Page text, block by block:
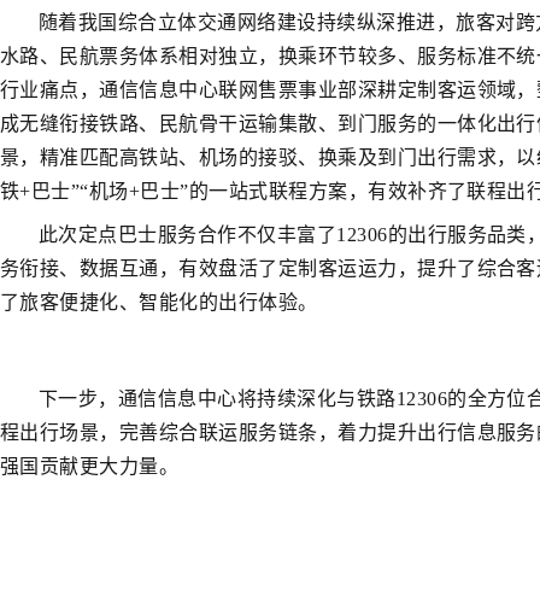
随着我国综合立体交通网络建设持续纵深推进，旅客对
水路、民航票务体系相对独立，换乘环节较多、服务标准不
行业痛点，通信信息中心联网售票事业部深耕定制客运领域
成无缝衔接铁路、民航骨干运输集散、到门服务的一体化出
景，精准匹配高铁站、机场的接驳、换乘及到门出行需求，
铁+巴士”“机场+巴士”的一站式联程方案，有效补齐了联程出
此次定点巴士服务合作不仅丰富了12306的出行服务品
务衔接、数据互通，有效盘活了定制客运运力，提升了综合
了旅客便捷化、智能化的出行体验。
下一步，通信信息中心将持续深化与铁路12306的全方
程出行场景，完善综合联运服务链条，着力提升出行信息服
强国贡献更大力量。